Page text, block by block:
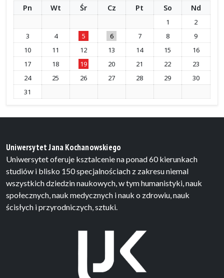
Pn
Wt Śr Cz Pt So Nd
1
2
3
4 5 6 7 8
9
10
11 12 13 14 15
16
17
18 19 20 21 22
23
24
25 26 27 28 29
30
31
Uniwersytet Jana Kochanowskiego
Uniwersytet oferuje ksztalcenie na ponad 60 kierunkach
studiów i blisko 150 specjalnościach z zakresu niemal
wszystkich dziedzin naukowych, w tym humanistyki, nauk
społecznych, nauk medycznych i nauk o zdrowiu, nauk
ścisłych i przyrodniczych, sztuki.